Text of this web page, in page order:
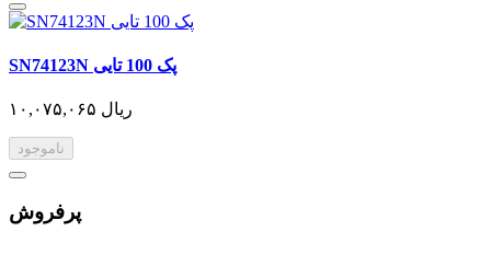
SN74123N پک 100 تایی
۱۰,۰۷۵,۰۶۵ ریال
ناموجود
پرفروش